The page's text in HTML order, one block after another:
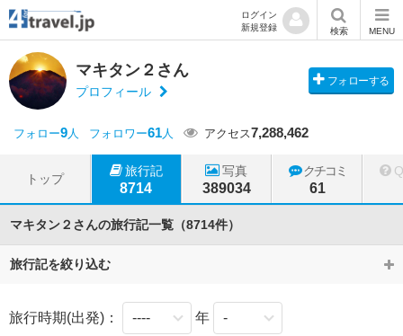
ログイン
新規登録
検索 MENU
マキタン２さん
プロフィール
フォローする
フォロー9人 フォロワー61人 アクセス7,288,462
トップ
旅行記
8714
写真
389034
クチコミ
61
マキタン２さんの旅行記一覧（8714件）
旅行記を絞り込む
旅行時期(出発)：
年